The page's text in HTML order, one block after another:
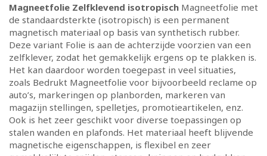
Magneetfolie Zelfklevend isotropisch Magneetfolie met
de standaardsterkte (isotropisch) is een permanent
magnetisch materiaal op basis van synthetisch rubber.
Deze variant Folie is aan de achterzijde voorzien van een
zelfklever, zodat het gemakkelijk ergens op te plakken is.
Het kan daardoor worden toegepast in veel situaties,
zoals Bedrukt Magneetfolie voor bijvoorbeeld reclame op
auto’s, markeringen op planborden, markeren van
magazijn stellingen, spelletjes, promotieartikelen, enz.
Ook is het zeer geschikt voor diverse toepassingen op
stalen wanden en plafonds. Het materiaal heeft blijvende
magnetische eigenschappen, is flexibel en zeer